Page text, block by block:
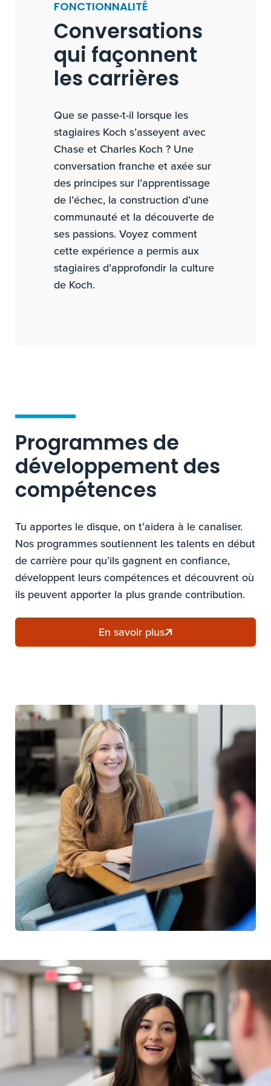
FONCTIONNALITÉ
Conversations
qui façonnent
les carrières
Que se passe-t-il lorsque les
stagiaires Koch s’asseyent avec
Chase et Charles Koch ? Une
conversation franche et axée sur
des principes sur l’apprentissage
de l’échec, la construction d’une
communauté et la découverte de
ses passions. Voyez comment
cette expérience a permis aux
stagiaires d’approfondir la culture
de Koch.
Programmes de
développement des
compétences
Tu apportes le disque, on t’aidera à le canaliser.
Nos programmes soutiennent les talents en début
de carrière pour qu’ils gagnent en confiance,
développent leurs compétences et découvrent où
ils peuvent apporter la plus grande contribution.
En savoir plus